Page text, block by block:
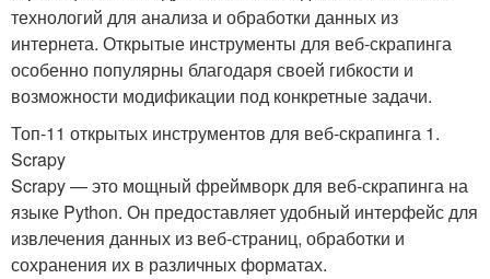
технологий для анализа и обработки данных из
интернета. Открытые инструменты для веб-скрапинга
особенно популярны благодаря своей гибкости и
возможности модификации под конкретные задачи.
Топ-11 открытых инструментов для веб-скрапинга 1.
Scrapy
Scrapy — это мощный фреймворк для веб-скрапинга на
языке Python. Он предоставляет удобный интерфейс для
извлечения данных из веб-страниц, обработки и
сохранения их в различных форматах.